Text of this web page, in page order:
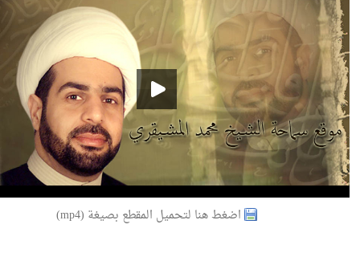
اضغط هنا لتحميل المقطع بصيغة (mp4)